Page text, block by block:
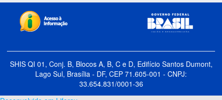
SHIS QI 01, Conj. B, Blocos A, B, C e D, Edifício Santos Dumont,
Lago Sul, Brasília - DF, CEP 71.605-001 - CNPJ:
33.654.831/0001-36